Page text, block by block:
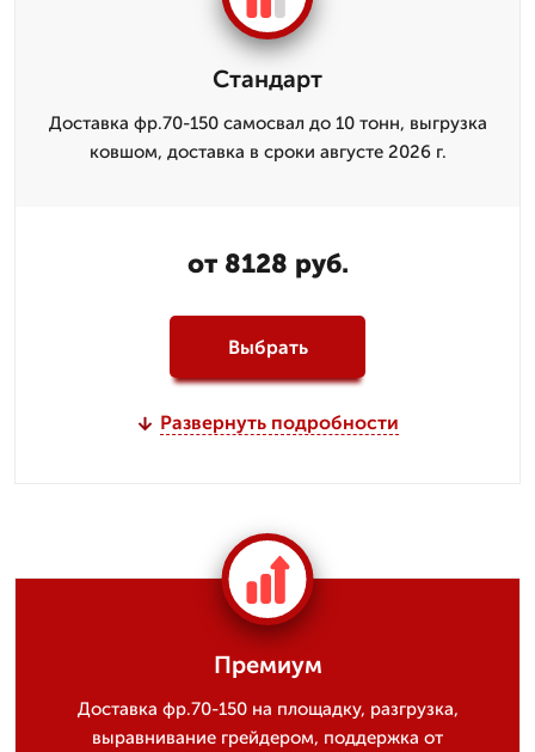
Стандарт
Доставка фр.70-150 самосвал до 10 тонн, выгрузка
ковшом, доставка в сроки августе 2026 г.
от 8128 руб.
Выбрать
Развернуть подробности
Премиум
Доставка фр.70-150 на площадку, разгрузка,
выравнивание грейдером, поддержка от